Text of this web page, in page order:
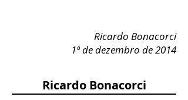
Ricardo Bonacorci
1º de dezembro de 2014
Ricardo Bonacorci